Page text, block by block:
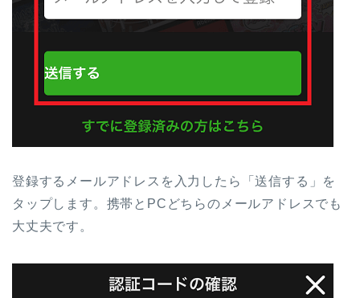
登録するメールアドレスを入力したら「送信する」を
タップします。携帯とPCどちらのメールアドレスでも
大丈夫です。